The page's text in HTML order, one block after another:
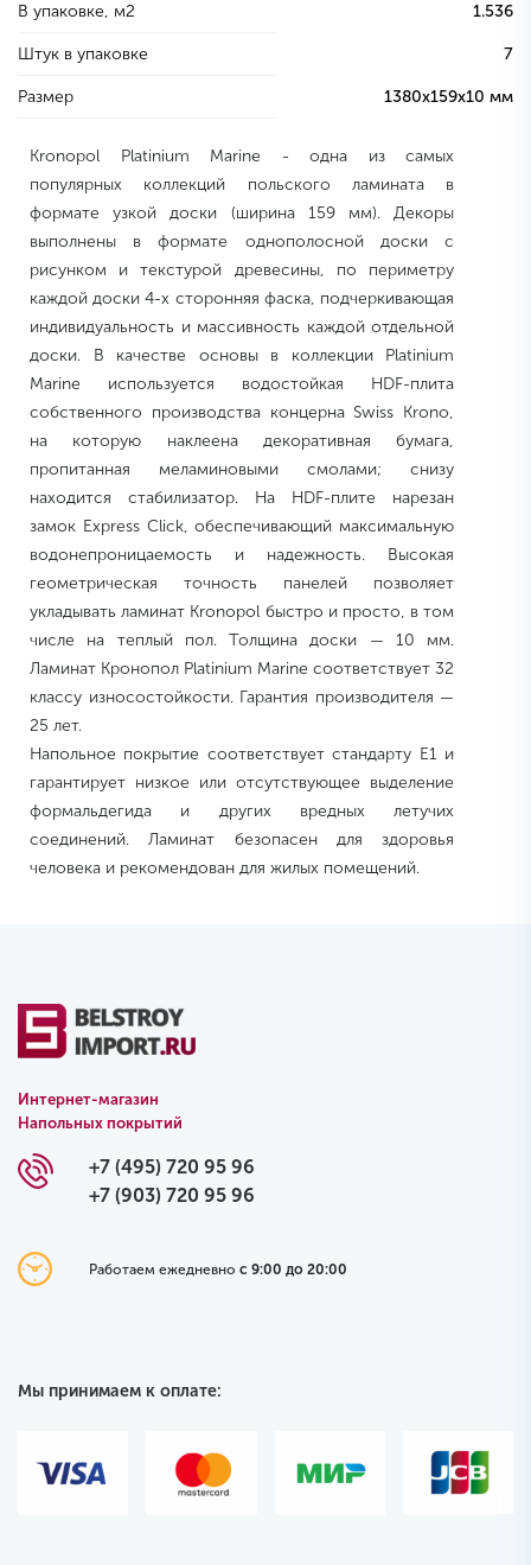
В упаковке, м2 1.536
Штук в упаковке 7
Размер 1380х159х10 мм
Kronopol Platinium Marine - одна из самых
популярных коллекций польского ламината в
формате узкой доски (ширина 159 мм). Декоры
выполнены в формате однополосной доски с
рисунком и текстурой древесины, по периметру
каждой доски 4-х сторонняя фаска, подчеркивающая
индивидуальность и массивность каждой отдельной
доски. В качестве основы в коллекции Platinium
Marine используется водостойкая HDF-плита
собственного производства концерна Swiss Krono,
на которую наклеена декоративная бумага,
пропитанная меламиновыми смолами; снизу
находится стабилизатор. На HDF-плите нарезан
замок Express Click, обеспечивающий максимальную
водонепроницаемость и надежность. Высокая
геометрическая точность панелей позволяет
укладывать ламинат Kronopol быстро и просто, в том
числе на теплый пол. Толщина доски — 10 мм.
Ламинат Кронопол Platinium Marine соответствует 32
классу износостойкости. Гарантия производителя —
25 лет.
Напольное покрытие соответствует стандарту E1 и
гарантирует низкое или отсутствующее выделение
формальдегида и других вредных летучих
соединений. Ламинат безопасен для здоровья
человека и рекомендован для жилых помещений.
Интернет-магазин
Напольных покрытий
+7 (495) 720 95 96
+7 (903) 720 95 96
Работаем ежедневно с 9:00 до 20:00
Мы принимаем к оплате: